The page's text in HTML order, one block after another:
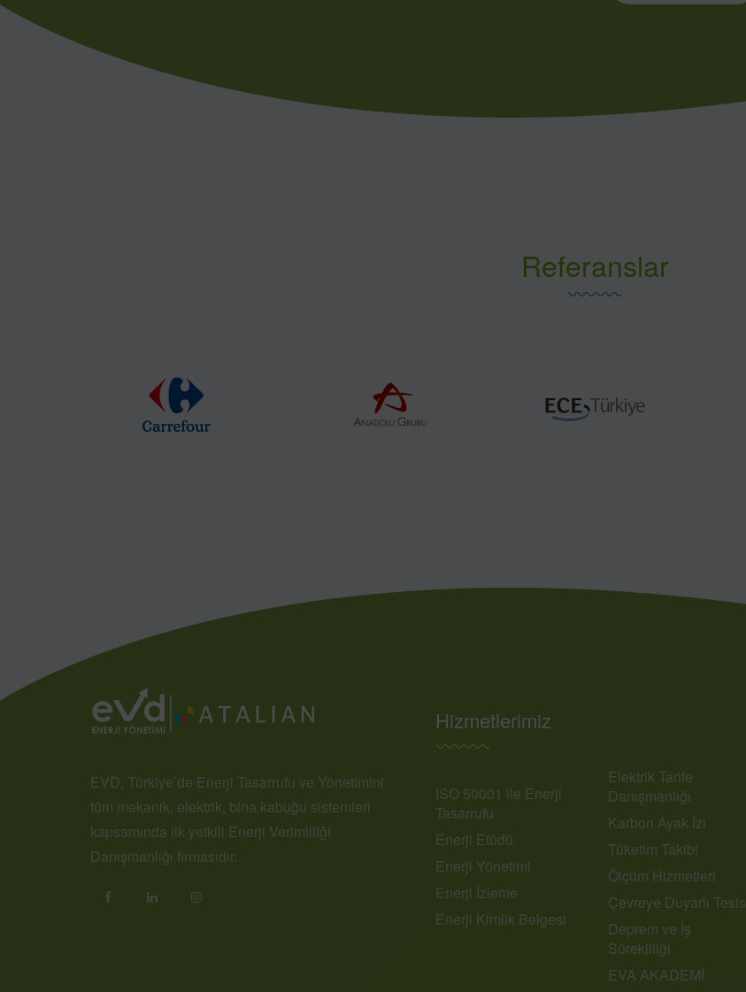
Referanslar
EVD, Türkiye’de Enerji Tasarrufu ve Yönetimini
tüm mekanik, elektrik, bina kabuğu sistemleri
kapsamında ilk yetkili Enerji Verimliliği
Danışmanlığı firmasıdır.
Hizmetlerimiz
ISO 50001 ile Enerji
Tasarrufu
Enerji Etüdü
Enerji Yönetimi
Enerji İzleme
Enerji Kimlik Belgesi
Elektrik Tarife
Danışmanlığı
Karbon Ayak İzi
Tüketim Takibi
Ölçüm Hizmetleri
Çevreye Duyarlı Tesis
Deprem ve İş
Sürekliliği
EVA AKADEMİ